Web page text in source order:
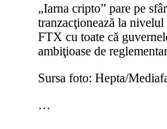
„Iarna cripto” pare pe
tranzacţionează la
FTX cu toate că
ambiţioase de
Sursa foto: Hepta/
…